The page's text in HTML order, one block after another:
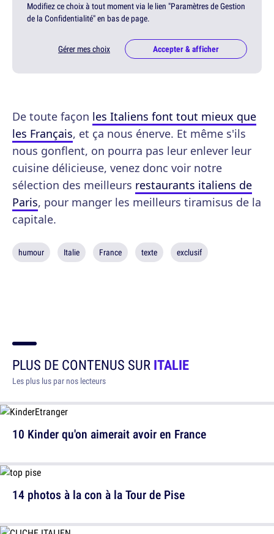
Modifiez ce choix à tout moment via le lien "Paramètres de Gestion
de la Confidentialité" en bas de page.
Gérer mes choix Accepter & afficher
De toute façon les Italiens font tout mieux que
les Français, et ça nous énerve. Et même s'ils
nous gonflent, on pourra pas leur enlever leur
cuisine délicieuse, venez donc voir notre
sélection des meilleurs restaurants italiens de
Paris, pour manger les meilleurs tiramisus de la
capitale.
humour Italie France texte exclusif
PLUS DE CONTENUS SURITALIE
Les plus lus par nos lecteurs
10 Kinder qu'on aimerait avoir en France
14 photos à la con à la Tour de Pise